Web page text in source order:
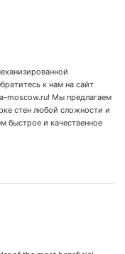
к нам на сайт
moscow.ru! Мы предлагаем
стен любой сложности и
быстрое и качественное